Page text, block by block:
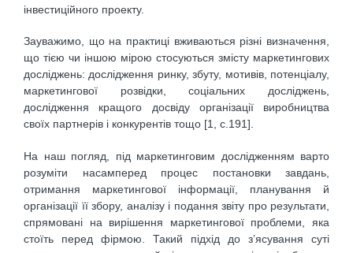
інвестиційного проекту.
Зауважимо, що на практиці вживаються різні визначення,
що тією чи іншою мірою стосуються змісту маркетингових
досліджень: дослідження ринку, збуту, мотивів, потенціалу,
маркетингової розвідки, соціальних досліджень,
дослідження кращого досвіду організації виробництва
своїх партнерів і конкурентів тощо [1, с.191].
На наш погляд, під маркетинговим дослідженням варто
розуміти насамперед процес постановки завдань,
отримання маркетингової інформації, планування й
організації її збору, аналізу і подання звіту про результати,
спрямовані на вирішення маркетингової проблеми, яка
стоїть перед фірмою. Такий підхід до з’ясування суті